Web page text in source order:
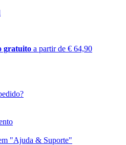
gratuito a partir de € 64,90
"Ajuda & Suporte"